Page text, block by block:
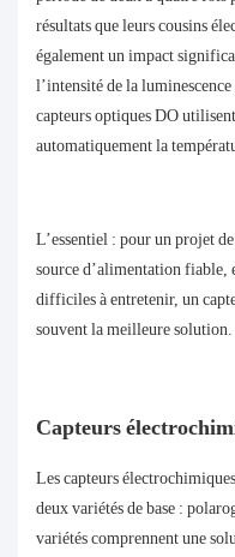
résultats que leurs cousins
également un impact
l’intensité de la
capteurs optiques DO
automatiquement la
L’essentiel : pour un projet
source d’alimentation fiable,
difficiles à entretenir, un
souvent la meilleure solution.
Capteurs
Les capteurs
deux variétés de base :
variétés comprennent une